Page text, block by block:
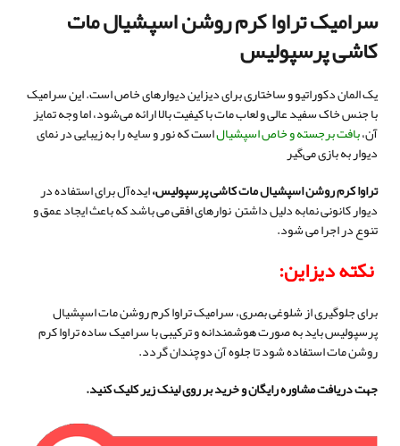
سرامیک تراوا کرم روشن اسپشیال مات
کاشی پرسپولیس
یک المان دکوراتیو و ساختاری برای دیزاین دیوارهای خاص است. این سرامیک
با جنس خاک سفید عالی و لعاب مات با کیفیت بالا ارائه می‌شود، اما وجه تمایز
آن،بافت برجسته و خاص اسپشیالاست که نور و سایه را به زیبایی در نمای
دیوار به بازی می‌گیر
تراوا کرم روشن اسپشیال مات کاشی پرسپولیس،ایده‌آل برای استفاده در
دیوار کانونی نمابه دلیل داشتن نوارهای افقی می باشد که باعث ایجاد عمق و
تنوع در اجرا می شود.
نکته دیزاین:
برای جلوگیری از شلوغی بصری، سرامیک تراوا کرم روشن مات اسپشیال
پرسپولیس باید به صورت هوشمندانه و ترکیبی با سرامیک ساده تراوا کرم
روشن مات استفاده شود تا جلوه آن دوچندان گردد.
جهت دریافت مشاوره رایگان و خریدبر روی لینک زیر کلیک کنید.